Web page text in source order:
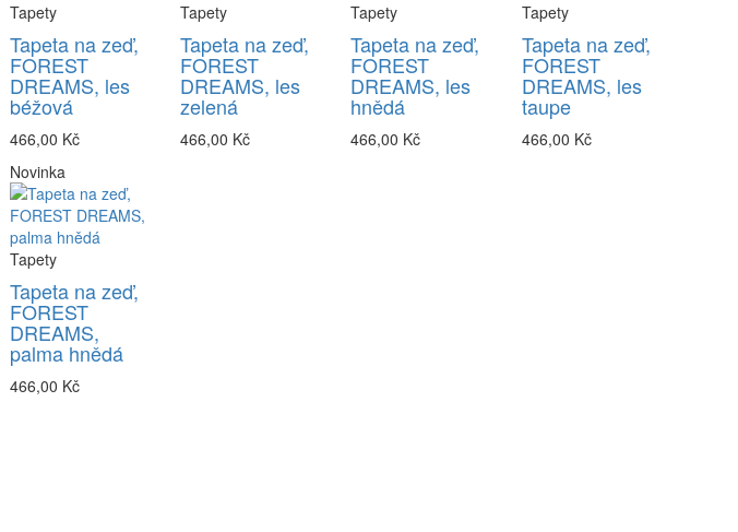
Tapety
Tapeta na zeď,
FOREST
DREAMS, les
béžová
466,00 Kč
Tapety
Tapeta na zeď,
FOREST
DREAMS, les
zelená
466,00 Kč
Tapety
Tapeta na zeď,
FOREST
DREAMS, les
hnědá
466,00 Kč
Tapety
Tapeta na zeď,
FOREST
DREAMS, les
taupe
466,00 Kč
Novinka
Tapety
Tapeta na zeď,
FOREST
DREAMS,
palma hnědá
466,00 Kč